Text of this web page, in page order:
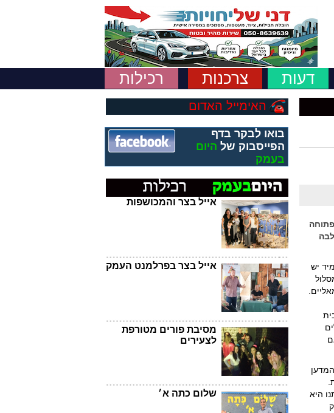
דעות צרכנות רכילות
יש
כלים
היא
האימייל האדום
בואו לבקר בדף
הפייסבוק של היום
בעמק
אייל בצר והמכושפות
אייל בצר בפרלמנט העמק
מסיבת פורים מטורפת
לצעירים
שלום כתה א׳